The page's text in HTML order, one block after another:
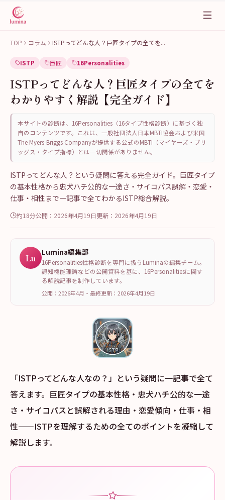
TOP コラム ISTPってどんな人？巨匠タイプの全てを...
ISTP 巨匠 16Personalities
ISTPってどんな人？巨匠タイプの全てを
わかりやすく解説【完全ガイド】
本サイトの診断は、16Personalities（16タイプ性格診断）に基づく独
自のコンテンツです。これは、一般社団法人日本MBTI協会および米国
The Myers-Briggs Companyが提供する公式のMBTI（マイヤーズ・ブリ
ッグス・タイプ指標）とは一切関係がありません。
ISTPってどんな人？という疑問に答える完全ガイド。巨匠タイプ
の基本性格から忠犬ハチ公的な一途さ・サイコパス誤解・恋愛・
仕事・相性まで一記事で全てわかるISTP総合解説。
約18分公開： 2026年4月19日更新： 2026年4月19日
Lu Lumina編集部
16Personalities性格診断を専門に扱うLuminaの編集チーム。
認知機能理論などの公開資料を基に、16Personalitiesに関す
る解説記事を制作しています。
公開：2026年4月 ・ 最終更新： 2026年4月19日
「ISTPってどんな人なの？」という疑問に一記事で全て
答えます。巨匠タイプの基本性格・忠犬ハチ公的な一途
さ・サイコパスと誤解される理由・恋愛傾向・仕事・相
性——ISTPを理解するための全てのポイントを凝縮して
解説します。